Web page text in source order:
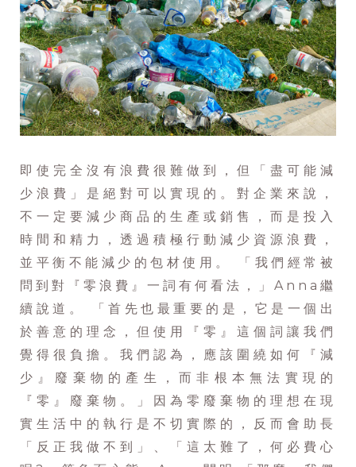
即使完全沒有浪費很難做到，但「盡可能減
少浪費」是絕對可以實現的。對企業來說，
不一定要減少商品的生產或銷售，而是投入
時間和精力，透過積極行動減少資源浪費，
並平衡不能減少的包材使用。 「我們經常被
問到對『零浪費』一詞有何看法，」Anna繼
續說道。 「首先也最重要的是，它是一個出
於善意的理念，但使用『零』這個詞讓我們
覺得很負擔。我們認為，應該圍繞如何『減
少』廢棄物的產生，而非根本無法實現的
『零』廢棄物。」因為零廢棄物的理想在現
實生活中的執行是不切實際的，反而會助長
「反正我做不到」、「這太難了，何必費心